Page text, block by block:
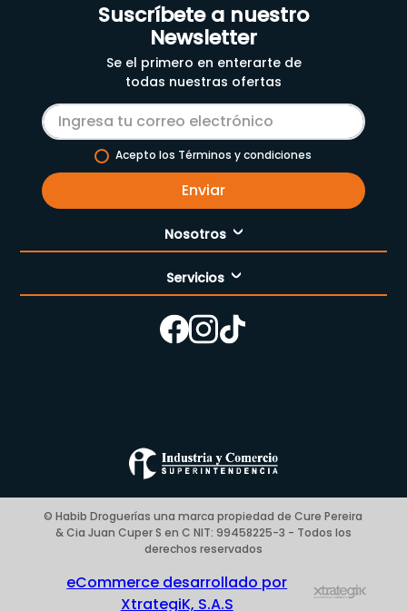
Suscríbete a nuestro
Newsletter
Se el primero en enterarte de
todas nuestras ofertas
Acepto los Términos y condiciones
Enviar
Nosotros
Nuestra empresa
Cómo comprar
Nuestras tiendas
Términos y condiciones
Preguntas Frecuentes Place to Pay
Politica de privacidad
Blog
Servicios
Enfermería
© Habib Droguerías una marca propiedad de Cure Pereira
& Cia Juan Cuper S en C NIT: 99458225-3 - Todos los
derechos reservados
eCommerce desarrollado por
XtrategiK, S.A.S